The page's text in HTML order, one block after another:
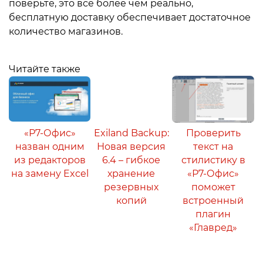
поверьте, это всё более чем реально,
бесплатную доставку обеспечивает достаточное
количество магазинов.
Читайте также
«Р7-Офис»
назван одним
из редакторов
на замену Excel
Exiland Backup:
Новая версия
6.4 – гибкое
хранение
резервных
копий
Проверить
текст на
стилистику в
«Р7-Офис»
поможет
встроенный
плагин
«Главред»